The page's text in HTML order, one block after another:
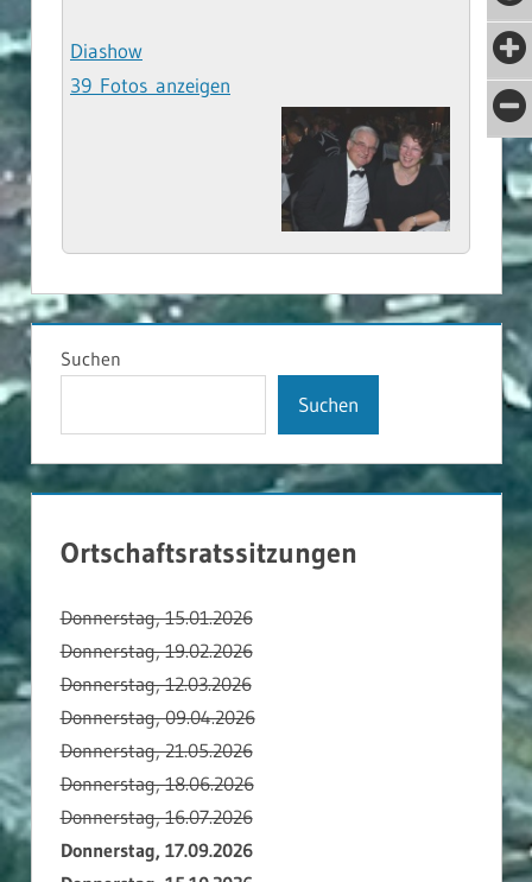
Diashow
39 Fotos anzeigen
Suchen
Suchen
Ortschaftsratssitzungen
Donnerstag, 15.01.2026
Donnerstag, 19.02.2026
Donnerstag, 12.03.2026
Donnerstag, 09.04.2026
Donnerstag, 21.05.2026
Donnerstag, 18.06.2026
Donnerstag, 16.07.2026
Donnerstag, 17.09.2026